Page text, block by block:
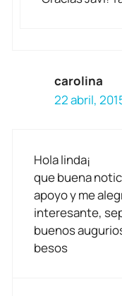
carolina
22 abril,
Hola linda¡
que buena
apoyo y me
interesante,
buenos
besos